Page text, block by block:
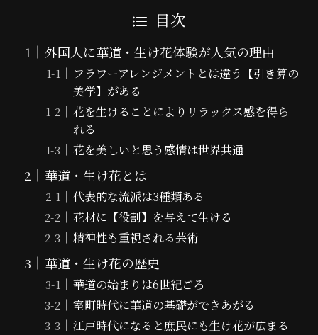
目次
外国人に華道・生け花体験が人気の理由
フラワーアレンジメントとは違う【引き算の
美学】がある
花を生けることによりリラックス感を得ら
れる
花を美しいと思う感情は世界共通
華道・生け花とは
代表的な流派は3種類ある
花材に【役割】を与えて生ける
精神性も重視される芸術
華道・生け花の歴史
華道の始まりは6世紀ごろ
室町時代に華道の基礎ができあがる
江戸時代になると庶民にも生け花が広まる